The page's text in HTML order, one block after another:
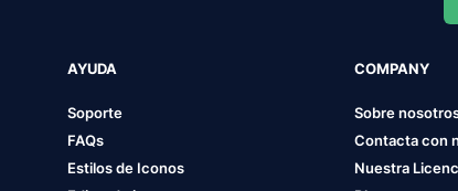
AYUDA
Soporte
FAQs
Estilos de Iconos
COMPANY
Sobre
Contacta con
Nuestra